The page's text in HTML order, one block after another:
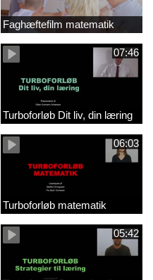
Faghæftefilm matematik
07:46
Turboforløb Dit liv, din læring
06:03
Turboforløb matematik
05:42